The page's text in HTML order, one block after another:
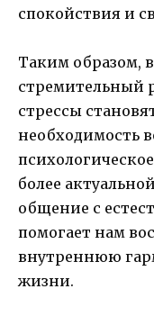
спокойствия и
Таким образом,
стремительный
стрессы
необходимость
более
общение с
помогает нам
внутреннюю
жизни.